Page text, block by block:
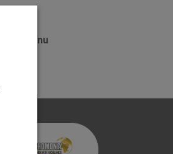
romantičnu